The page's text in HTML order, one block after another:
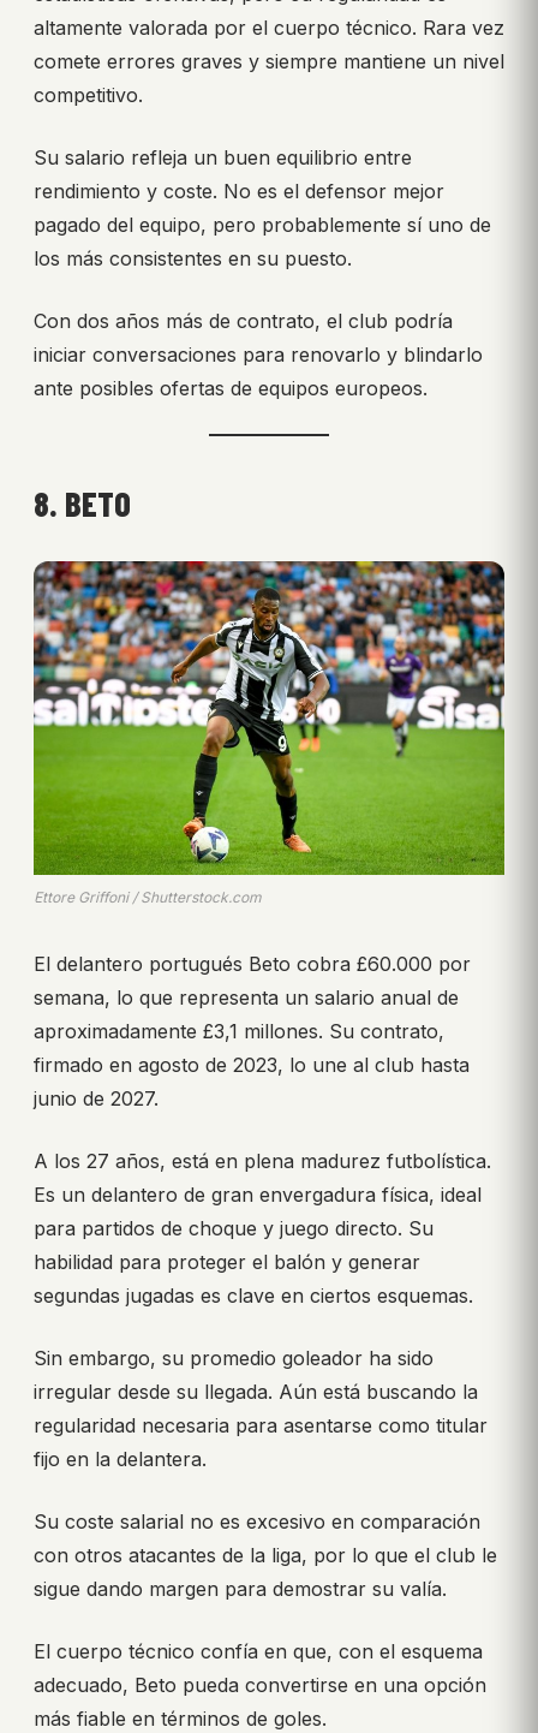
altamente valorada por el cuerpo técnico. Rara vez
comete errores graves y siempre mantiene un nivel
competitivo.
Su salario refleja un buen equilibrio entre
rendimiento y coste. No es el defensor mejor
pagado del equipo, pero probablemente sí uno de
los más consistentes en su puesto.
Con dos años más de contrato, el club podría
iniciar conversaciones para renovarlo y blindarlo
ante posibles ofertas de equipos europeos.
8. BETO
Ettore Griffoni / Shutterstock.com
El delantero portugués Beto cobra £60.000 por
semana, lo que representa un salario anual de
aproximadamente £3,1 millones. Su contrato,
firmado en agosto de 2023, lo une al club hasta
junio de 2027.
A los 27 años, está en plena madurez futbolística.
Es un delantero de gran envergadura física, ideal
para partidos de choque y juego directo. Su
habilidad para proteger el balón y generar
segundas jugadas es clave en ciertos esquemas.
Sin embargo, su promedio goleador ha sido
irregular desde su llegada. Aún está buscando la
regularidad necesaria para asentarse como titular
fijo en la delantera.
Su coste salarial no es excesivo en comparación
con otros atacantes de la liga, por lo que el club le
sigue dando margen para demostrar su valía.
El cuerpo técnico confía en que, con el esquema
adecuado, Beto pueda convertirse en una opción
más fiable en términos de goles.